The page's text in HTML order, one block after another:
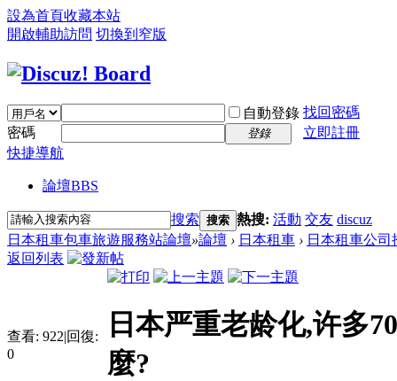
設為首頁收藏本站
開啟輔助訪問 切換到窄版
自動登錄 找回密碼
密碼
登錄
立即註冊
快捷導航
論壇BBS
搜索 搜索 熱搜: 活動 交友 discuz
日本租車包車旅遊服務站論壇»論壇 › 日本租車 › 日本租車公司
返回列表
查看: 922|回復:
0
日本严重老龄化,许多
麼?